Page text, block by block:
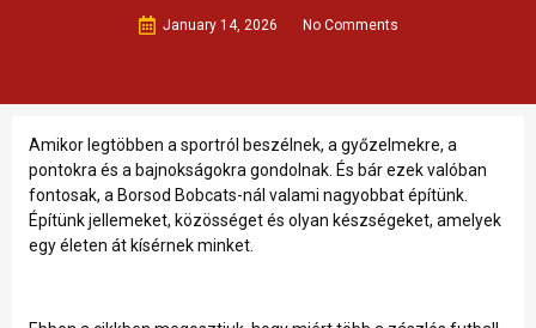
January 14, 2026 No Comments
Amikor legtöbben a sportról beszélnek, a győzelmekre, a
pontokra és a bajnokságokra gondolnak. És bár ezek valóban
fontosak, a Borsod Bobcats-nál valami nagyobbat építünk.
Építünk jellemeket, közösséget és olyan készségeket, amelyek
egy életen át kísérnek minket.